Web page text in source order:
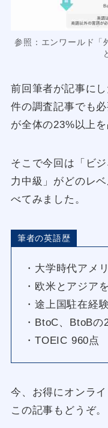
参照：エンワールド「
前回筆者が記事に
件の調査記事でも
が全体の23%以上を
そこで今回は「ビ
力中級」がどのレ
べてみました。
筆者の英語歴
・大学時代アメ
・欧米とアジア
・途上国駐在経
・BtoC、BtoB
・TOEIC 960点
今、お得にオンラ
この記事もどうぞ。